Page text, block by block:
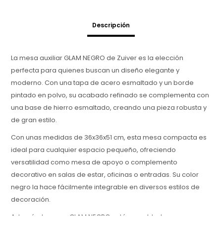
Descripción
La mesa auxiliar GLAM NEGRO de Zuiver es la elección
perfecta para quienes buscan un diseño elegante y
moderno. Con una tapa de acero esmaltado y un borde
pintado en polvo, su acabado refinado se complementa con
una base de hierro esmaltado, creando una pieza robusta y
de gran estilo.
Con unas medidas de 36x36x51 cm, esta mesa compacta es
ideal para cualquier espacio pequeño, ofreciendo
versatilidad como mesa de apoyo o complemento
decorativo en salas de estar, oficinas o entradas. Su color
negro la hace fácilmente integrable en diversos estilos de
decoración.
Además, la mesa GLAM NEGRO está respaldada por una